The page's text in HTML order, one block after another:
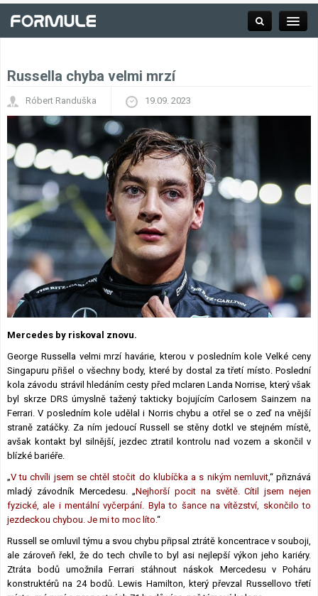
Kalendář F1
Výsledky F1
Týmy a jezdci F1
Okruhy F1
Russella chyba velmi mrzí
Róbert Randuška 19.09. 2023
Mercedes by riskoval znovu.
George Russella velmi mrzí havárie, kterou v posledním kole Velké ceny
Singapuru přišel o všechny body, které by dostal za třetí místo. Poslední
kola závodu strávil hledáním cesty před mclaren Landa Norrise, který však
byl skrze DRS úmyslně tažený takticky bojujícím Carlosem Sainzem na
Ferrari. V posledním kole udělal i Norris chybu a otřel se o zeď na vnější
straně zatáčky. Za ním jedoucí Russell se stěny dotkl ve stejném místě,
avšak kontakt byl silnější, jezdec ztratil kontrolu nad vozem a skončil v
blízké bariéře.
„V tu chvíli jsem se chtěl stočit do klubíčka a s nikým nemluvit,“ přiznává
mladý závodník Mercedesu. „Nejhorší pocit na světě. Cítil jsem nejen
fyzické, ale i mentální vyčerpání. Byla to šance na vítězství, skončilo to
jezdeckou chybou. Je mi to moc líto. “
Russell se omluvil týmu a svou chybu připsal ztrátě koncentrace v souboji,
ale zároveň řekl, že do tech chvíle to byl asi nejlepší výkon jeho kariéry.
Ztráta bodů umožnila Ferrari stáhnout náskok Mercedesu v Poháru
konstruktérů na 24 bodů. Lewis Hamilton, který převzal Russellovo třetí